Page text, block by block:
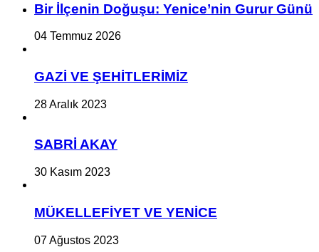
Bir İlçe­nin Do­ğu­şu: Ye­ni­ce’nin Gurur Günü
04 Temmuz 2026
GAZİ VE ŞEHİTLERİMİZ
28 Aralık 2023
SABRİ AKAY
30 Kasım 2023
MÜKELLEFİYET VE YENİCE
07 Ağustos 2023